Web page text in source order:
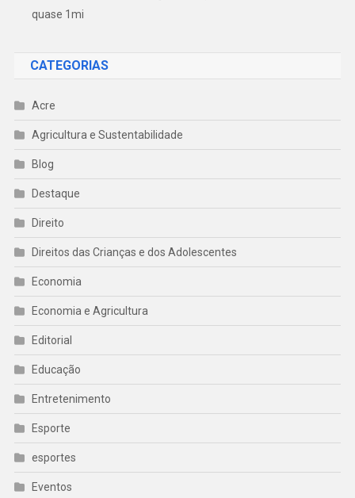
quase 1mi
CATEGORIAS
Acre
Agricultura e Sustentabilidade
Blog
Destaque
Direito
Direitos das Crianças e dos Adolescentes
Economia
Economia e Agricultura
Editorial
Educação
Entretenimento
Esporte
esportes
Eventos